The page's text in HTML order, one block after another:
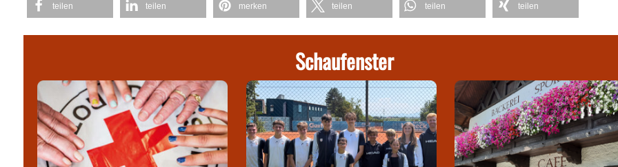
teilen teilen merken teilen teilen teilen
Schaufenster